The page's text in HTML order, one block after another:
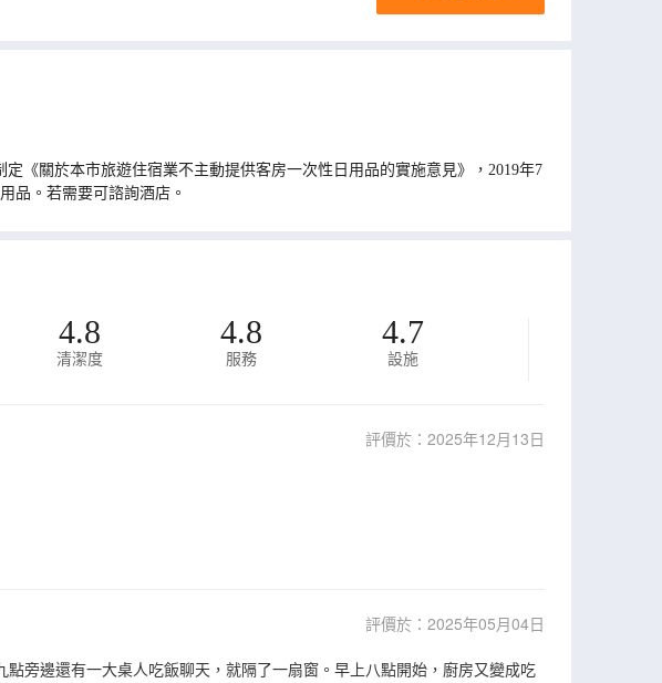
《關於本市旅遊住宿業不主動提供客房一次性日用品的實施意見》，2019年7
品。若需要可諮詢酒店。
4.8
清潔度
4.8
服務
4.7
設施
評價於：2025年12月13日
評價於：2025年05月04日
旁邊還有一大桌人吃飯聊天，就隔了一扇窗。早上八點開始，廚房又變成吃